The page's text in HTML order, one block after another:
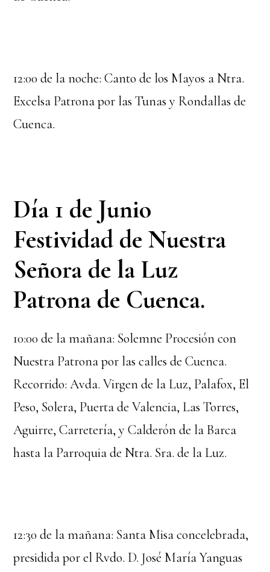
12:00 de la noche: Canto de los Mayos a Ntra.
Excelsa Patrona por las Tunas y Rondallas de
Cuenca.
Día 1 de Junio
Festividad de Nuestra
Señora de la Luz
Patrona de Cuenca.
10:00 de la mañana: Solemne Procesión con
Nuestra Patrona por las calles de Cuenca.
Recorrido: Avda. Virgen de la Luz, Palafox, El
Peso, Solera, Puerta de Valencia, Las Torres,
Aguirre, Carretería, y Calderón de la Barca
hasta la Parroquia de Ntra. Sra. de la Luz.
12:30 de la mañana: Santa Misa concelebrada,
presidida por el Rvdo. D. José María Yanguas